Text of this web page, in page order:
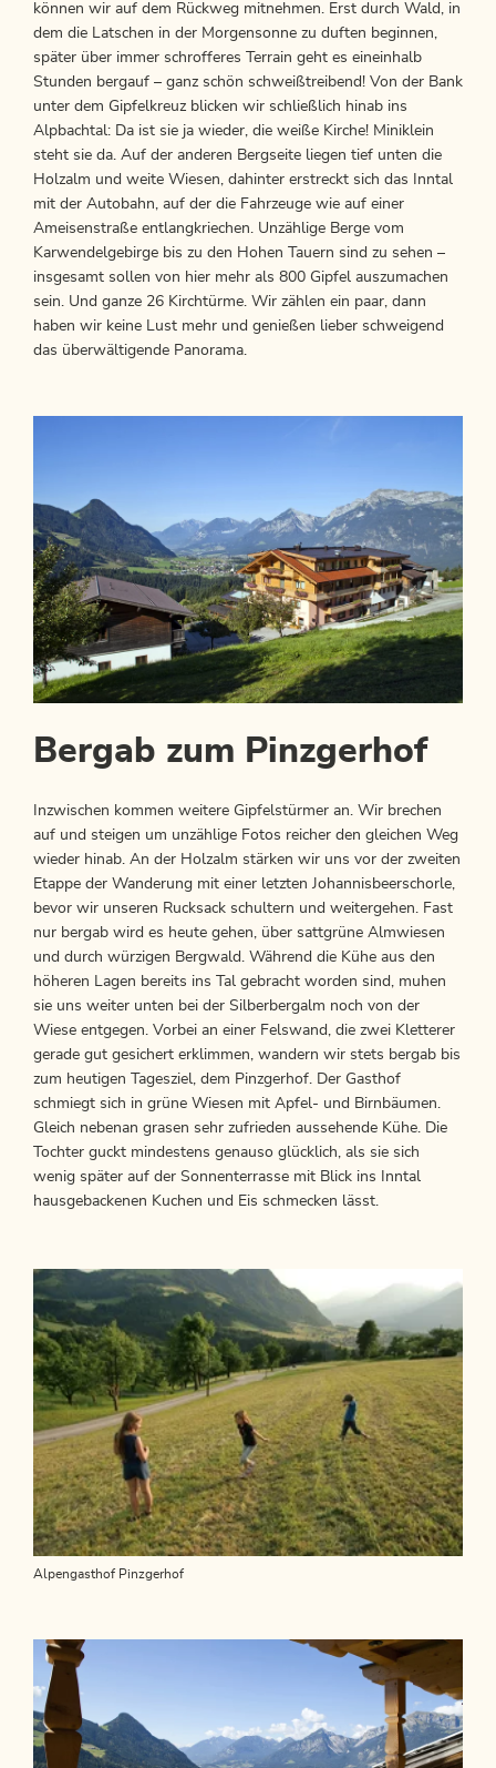
können wir auf dem Rückweg mitnehmen. Erst durch Wald, in
dem die Latschen in der Morgensonne zu duften beginnen,
später über immer schrofferes Terrain geht es eineinhalb
Stunden bergauf – ganz schön schweißtreibend! Von der Bank
unter dem Gipfelkreuz blicken wir schließlich hinab ins
Alpbachtal: Da ist sie ja wieder, die weiße Kirche! Miniklein
steht sie da. Auf der anderen Bergseite liegen tief unten die
Holzalm und weite Wiesen, dahinter erstreckt sich das Inntal
mit der Autobahn, auf der die Fahrzeuge wie auf einer
Ameisenstraße entlangkriechen. Unzählige Berge vom
Karwendelgebirge bis zu den Hohen Tauern sind zu sehen –
insgesamt sollen von hier mehr als 800 Gipfel auszumachen
sein. Und ganze 26 Kirchtürme. Wir zählen ein paar, dann
haben wir keine Lust mehr und genießen lieber schweigend
das überwältigende Panorama.
Bergab zum Pinzgerhof
Inzwischen kommen weitere Gipfelstürmer an. Wir brechen
auf und steigen um unzählige Fotos reicher den gleichen Weg
wieder hinab. An der Holzalm stärken wir uns vor der zweiten
Etappe der Wanderung mit einer letzten Johannisbeerschorle,
bevor wir unseren Rucksack schultern und weitergehen. Fast
nur bergab wird es heute gehen, über sattgrüne Almwiesen
und durch würzigen Bergwald. Während die Kühe aus den
höheren Lagen bereits ins Tal gebracht worden sind, muhen
sie uns weiter unten bei der Silberbergalm noch von der
Wiese entgegen. Vorbei an einer Felswand, die zwei Kletterer
gerade gut gesichert erklimmen, wandern wir stets bergab bis
zum heutigen Tagesziel, dem Pinzgerhof. Der Gasthof
schmiegt sich in grüne Wiesen mit Apfel- und Birnbäumen.
Gleich nebenan grasen sehr zufrieden aussehende Kühe. Die
Tochter guckt mindestens genauso glücklich, als sie sich
wenig später auf der Sonnenterrasse mit Blick ins Inntal
hausgebackenen Kuchen und Eis schmecken lässt.
Alpengasthof Pinzgerhof